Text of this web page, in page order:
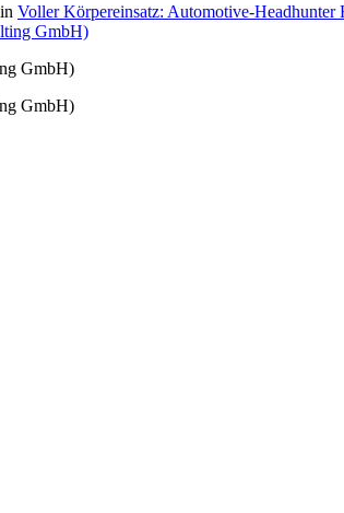
in Voller Körpereinsatz: Automotive-
GmbH)
GmbH)